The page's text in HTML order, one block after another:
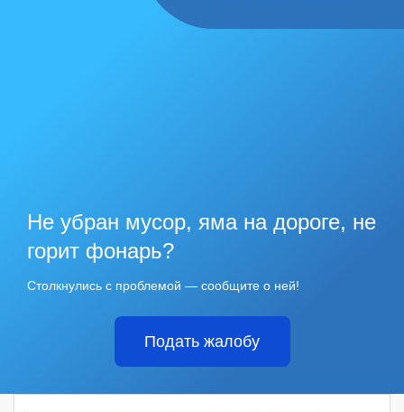
Не убран мусор, яма на дороге, не
горит фонарь?
Столкнулись с проблемой — сообщите о ней!
Подать жалобу